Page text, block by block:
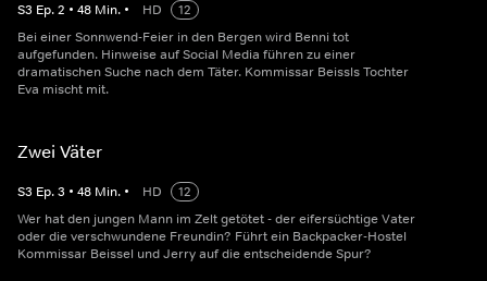
S3 Ep.2 • 48 Min. • HD
12
Bei einer Sonnwend-Feier in den Bergen wird Benni tot
aufgefunden. Hinweise auf Social Media führen zu einer
dramatischen Suche nach dem Täter. Kommissar Beissls Tochter
Eva mischt mit.
Zwei Väter
S3 Ep.3 • 48 Min. • HD
12
Wer hat den jungen Mann im Zelt getötet - der eifersüchtige Vater
oder die verschwundene Freundin? Führt ein Backpacker-Hostel
Kommissar Beissel und Jerry auf die entscheidende Spur?